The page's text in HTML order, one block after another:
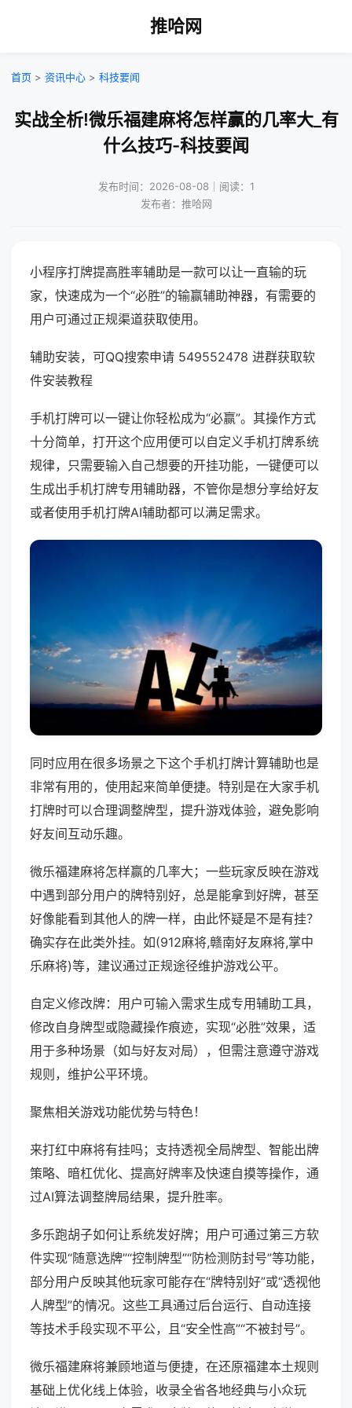
推哈网
首页 > 资讯中心 > 科技要闻
实战全析!微乐福建麻将怎样赢的几率大_有
什么技巧-科技要闻
发布时间：2026-08-08｜阅读：1
发布者：推哈网
小程序打牌提高胜率辅助是一款可以让一直输的玩
家，快速成为一个“必胜”的输赢辅助神器，有需要的
用户可通过正规渠道获取使用。
辅助安装，可QQ搜索申请 549552478 进群获取软
件安装教程
手机打牌可以一键让你轻松成为“必赢”。其操作方式
十分简单，打开这个应用便可以自定义手机打牌系统
规律，只需要输入自己想要的开挂功能，一键便可以
生成出手机打牌专用辅助器，不管你是想分享给好友
或者使用手机打牌AI辅助都可以满足需求。
同时应用在很多场景之下这个手机打牌计算辅助也是
非常有用的，使用起来简单便捷。特别是在大家手机
打牌时可以合理调整牌型，提升游戏体验，避免影响
好友间互动乐趣。
微乐福建麻将怎样赢的几率大；一些玩家反映在游戏
中遇到部分用户的牌特别好，总是能拿到好牌，甚至
好像能看到其他人的牌一样，由此怀疑是不是有挂？
确实存在此类外挂。如(912麻将,赣南好友麻将,掌中
乐麻将)等，建议通过正规途径维护游戏公平。
自定义修改牌：用户可输入需求生成专用辅助工具，
修改自身牌型或隐藏操作痕迹，实现“必胜”效果，适
用于多种场景（如与好友对局），但需注意遵守游戏
规则，维护公平环境。
聚焦相关游戏功能优势与特色！
来打红中麻将有挂吗；支持透视全局牌型、智能出牌
策略、暗杠优化、提高好牌率及快速自摸等操作，通
过AI算法调整牌局结果，提升胜率。
多乐跑胡子如何让系统发好牌；用户可通过第三方软
件实现“随意选牌”“控制牌型”“防检测防封号”等功能，
部分用户反映其他玩家可能存在“牌特别好”或“透视他
人牌型”的情况。这些工具通过后台运行、自动连接
等技术手段实现不平公，且“安全性高”“不被封号”。
微乐福建麻将兼顾地道与便捷，在还原福建本土规则
基础上优化线上体验，收录全省各地经典与小众玩